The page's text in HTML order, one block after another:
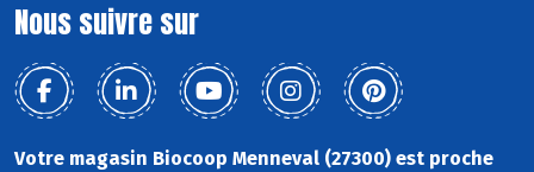
Nous suivre sur
Votre magasin Biocoop Menneval (27300) est proche